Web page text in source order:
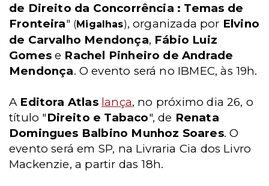
de Direito da Concorrência : Temas de
Fronteira" (Migalhas), organizada por Elvino
de Carvalho Mendonça, Fábio Luiz
Gomese Rachel Pinheiro de Andrade
Mendonça. O evento será no IBMEC, às 19h.
A Editora Atlas lança, no próximo dia 26, o
título "Direito e Tabaco", de Renata
Domingues Balbino Munhoz Soares. O
evento será em SP, na Livraria Cia dos Livro
Mackenzie, a partir das 18h.